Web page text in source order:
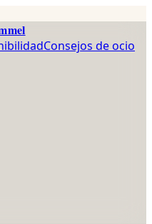
Consejos de ocio